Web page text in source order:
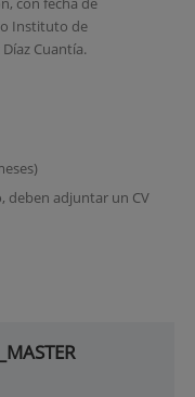
Instituto de
Cuantía.
deben adjuntar un CV